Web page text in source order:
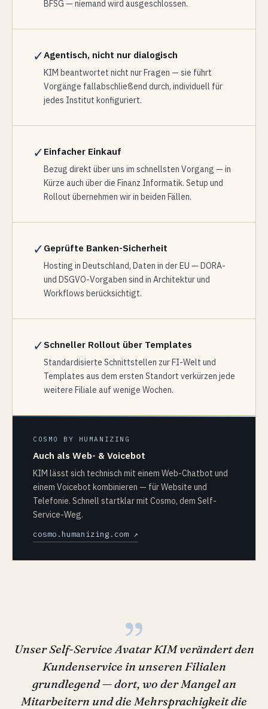
BFSG — niemand wird ausgeschlossen.
✓Agentisch, nicht nur dialogisch
KIM beantwortet nicht nur Fragen — sie führt
Vorgänge fallabschließend durch, individuell für
jedes Institut konfiguriert.
✓ Einfacher Einkauf
Bezug direkt über uns im schnellsten Vorgang — in
Kürze auch über die Finanz Informatik. Setup und
Rollout übernehmen wir in beiden Fällen.
✓ Geprüfte Banken-Sicherheit
Hosting in Deutschland, Daten in der EU — DORA-
und DSGVO-Vorgaben sind in Architektur und
Workflows berücksichtigt.
✓ Schneller Rollout über Templates
Standardisierte Schnittstellen zur FI-Welt und
Templates aus dem ersten Standort verkürzen jede
weitere Filiale auf wenige Wochen.
COSMO BY HUMANIZING
Auch als Web- & Voicebot
KIM lässt sich technisch mit einem Web-Chatbot und
einem Voicebot kombinieren — für Website und
Telefonie. Schnell startklar mit Cosmo, dem Self-
Service-Weg.
cosmo.humanizing.com ↗
„
Unser Self-Service Avatar KIM verändert den
Kundenservice in unseren Filialen
grundlegend — dort, wo der Mangel an
Mitarbeitern und die Mehrsprachigkeit die